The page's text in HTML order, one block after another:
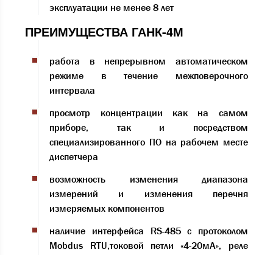
эксплуатации не менее 8 лет
ПРЕИМУЩЕСТВА ГАНК-4М
работа в непрерывном автоматическом
режиме в течение межповерочного
интервала
просмотр концентрации как на самом
приборе, так и посредством
специализированного ПО на рабочем месте
диспетчера
возможность изменения диапазона
измерений и изменения перечня
измеряемых компонентов
наличие интерфейса RS-485 с протоколом
Mobdus RTU,токовой петли «4-20мА», реле